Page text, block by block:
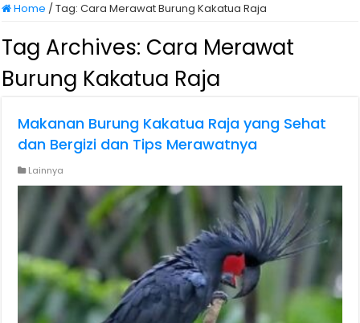
Home /Tag:Cara Merawat Burung Kakatua Raja
Tag Archives: Cara Merawat
Burung Kakatua Raja
Makanan Burung Kakatua Raja yang Sehat
dan Bergizi dan Tips Merawatnya
Lainnya